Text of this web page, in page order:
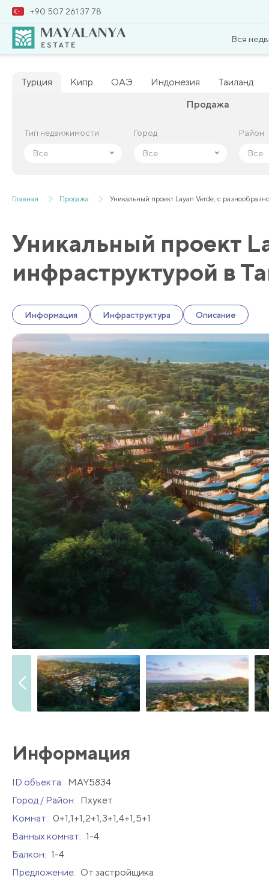
+90 507 261 37 78
Вся
Турция Кипр ОАЭ Индонезия Таиланд
Продажа
Тип недвижимости
Все
Город
Все
Район
Все
Тип недвижимости
Все
Город
Все
Район
Все
Главная Продажа Уникальный проект Layan Verde, с
Уникальный проект
инфраструктурой в
Информация Инфраструктура Описание
Информация
ID объекта: MAY5834
Город / Район: Пхукет
Комнат: 0+1,1+1,2+1,3+1,4+1,5+1
Ванных комнат: 1-4
Балкон: 1-4
Предложение: От застройщика